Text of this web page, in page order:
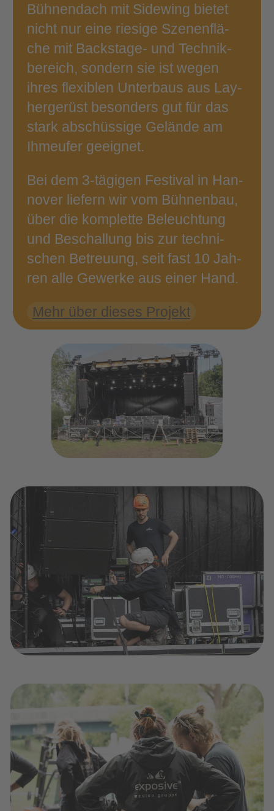
Bühnendach mit Side­wing bie­tet
nicht nur eine rie­si­ge Sze­nen­flä­
che mit Backstage- und Tech­nik­
be­reich, son­dern sie ist wegen
ihres fle­xi­blen Unter­baus aus Lay­
her­ge­rüst beson­ders gut für das
stark abschüs­si­ge Gelän­de am
Ihmeu­fer geeignet.
Bei dem 3‑tägigen Fes­ti­val in Han­
no­ver lie­fern wir vom Büh­nen­bau,
über die kom­plet­te Beleuch­tung
und Beschal­lung bis zur tech­ni­
schen Betreu­ung, seit fast 10 Jah­
ren alle Gewer­ke aus einer Hand.
Mehr über die­ses Projekt